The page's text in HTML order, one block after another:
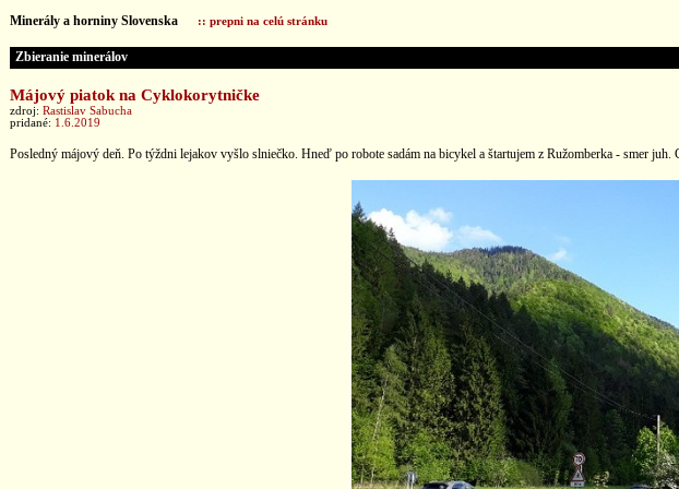
Minerály a horniny Slovenska :: prepni na celú stránku
Zbieranie minerálov
Májový piatok na Cyklokorytničke
zdroj: Rastislav Sabucha
pridané: 1.6.2019
Posledný májový deň. Po týždni lejakov vyšlo slniečko. Hneď po robote sadám na bicykel a štartujem z Ružomberka - smer